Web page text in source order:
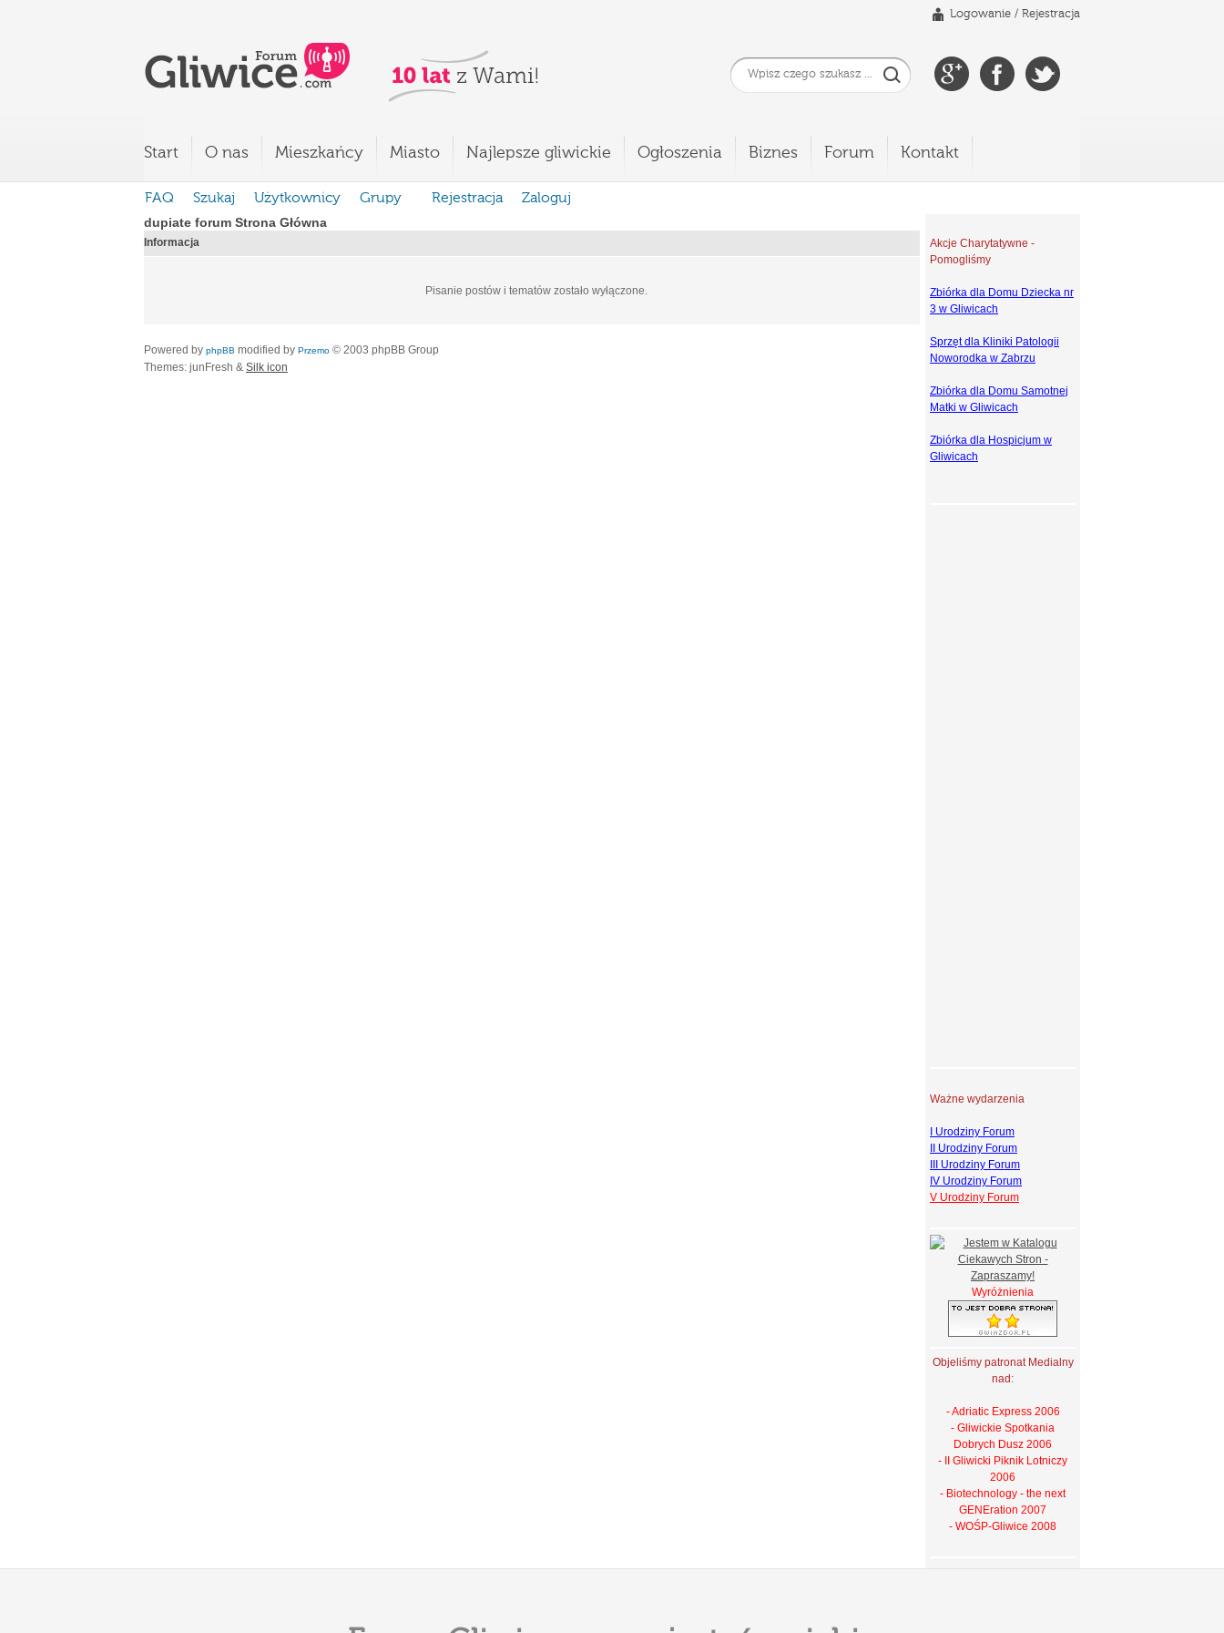
Logowanie / Rejestracja
Start O nas Mieszkańcy Miasto Najlepsze gliwickie Ogłoszenia Biznes Forum Kontakt
FAQ Szukaj Użytkownicy Grupy Rejestracja
Zaloguj
dupiate forum Strona Główna
Informacja
Pisanie postów i tematów zostało wyłączone.
Powered by phpBB modified by Przemo © 2003 phpBB Group
Themes: junFresh & Silk icon
Akcje Charytatywne -
Pomogliśmy
Zbiórka dla Domu Dziecka nr
3 w Gliwicach
Sprzęt dla Kliniki Patologii
Noworodka w Zabrzu
Zbiórka dla Domu Samotnej
Matki w Gliwicach
Zbiórka dla Hospicjum w
Gliwicach
Ważne wydarzenia
I Urodziny Forum
II Urodziny Forum
III Urodziny Forum
IV Urodziny Forum
V Urodziny Forum
Wyróżnienia
Objeliśmy patronat Medialny
nad:
- Adriatic Express 2006
- Gliwickie Spotkania
Dobrych Dusz 2006
- II Gliwicki Piknik Lotniczy
2006
- Biotechnology - the next
GENEration 2007
- WOŚP-Gliwice 2008